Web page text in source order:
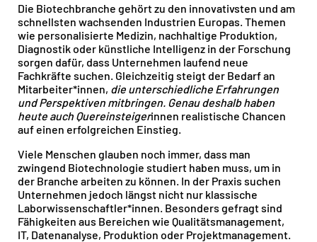
Die Biotechbranche gehört zu den innovativsten und am
schnellsten wachsenden Industrien Europas. Themen
wie personalisierte Medizin, nachhaltige Produktion,
Diagnostik oder künstliche Intelligenz in der Forschung
sorgen dafür, dass Unternehmen laufend neue
Fachkräfte suchen. Gleichzeitig steigt der Bedarf an
Mitarbeiter*innen, die unterschiedliche Erfahrungen
und Perspektiven mitbringen. Genau deshalb haben
heute auch Quereinsteigerinnen realistische Chancen
auf einen erfolgreichen Einstieg.
Viele Menschen glauben noch immer, dass man
zwingend Biotechnologie studiert haben muss, um in
der Branche arbeiten zu können. In der Praxis suchen
Unternehmen jedoch längst nicht nur klassische
Laborwissenschaftler*innen. Besonders gefragt sind
Fähigkeiten aus Bereichen wie Qualitätsmanagement,
IT, Datenanalyse, Produktion oder Projektmanagement.